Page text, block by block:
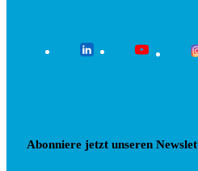
Abonniere jetzt unseren